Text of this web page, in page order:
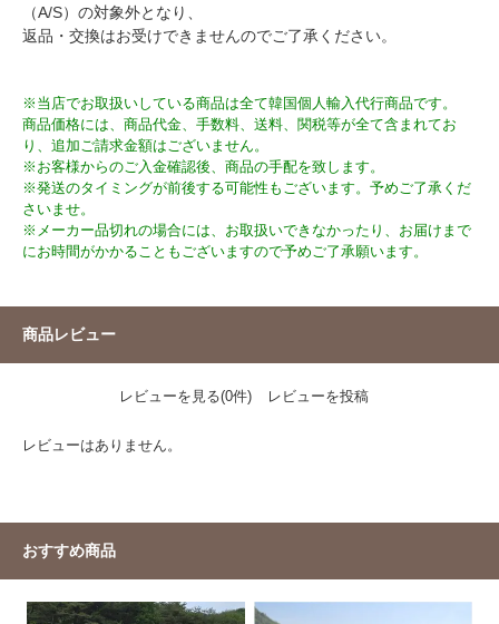
（A/S）の対象外となり、
返品・交換はお受けできませんのでご了承ください。
※当店でお取扱いしている商品は全て韓国個人輸入代行商品です。
商品価格には、商品代金、手数料、送料、関税等が全て含まれてお
り、追加ご請求金額はございません。
※お客様からのご入金確認後、商品の手配を致します。
※発送のタイミングが前後する可能性もございます。予めご了承くだ
さいませ。
※メーカー品切れの場合には、お取扱いできなかったり、お届けまで
にお時間がかかることもございますので予めご了承願います。
商品レビュー
レビューを見る(0件) レビューを投稿
レビューはありません。
おすすめ商品